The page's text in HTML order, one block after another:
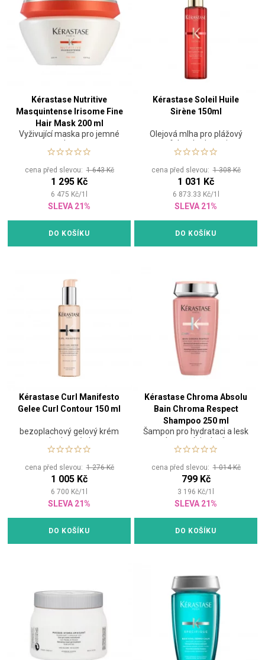
Kérastase Nutritive
Masquintense Irisome Fine
Hair Mask 200 ml
Vyživující maska pro jemné
vlasy
cena před slevou:1 643 Kč
1 295 Kč
6 475 Kč/1
SLEVA 21%
DO KOŠÍKU
Kérastase Soleil Huile
Sirène 150ml
Olejová mlha pro plážový
efekt a hydrataci
cena před slevou:1 308 Kč
1 031 Kč
6 873.33 Kč/1
SLEVA 21%
DO KOŠÍKU
Kérastase Curl Manifesto
Gelee Curl Contour 150 ml
bezoplachový gelový krém
pro kudrnaté vlasy
cena před slevou:1 276 Kč
1 005 Kč
6 700 Kč/1
SLEVA 21%
DO KOŠÍKU
Kérastase Chroma Absolu
Bain Chroma Respect
Shampoo 250 ml
Šampon pro hydrataci a lesk
barvených vlasů
cena před slevou:1 014 Kč
799 Kč
3 196 Kč/1
SLEVA 21%
DO KOŠÍKU